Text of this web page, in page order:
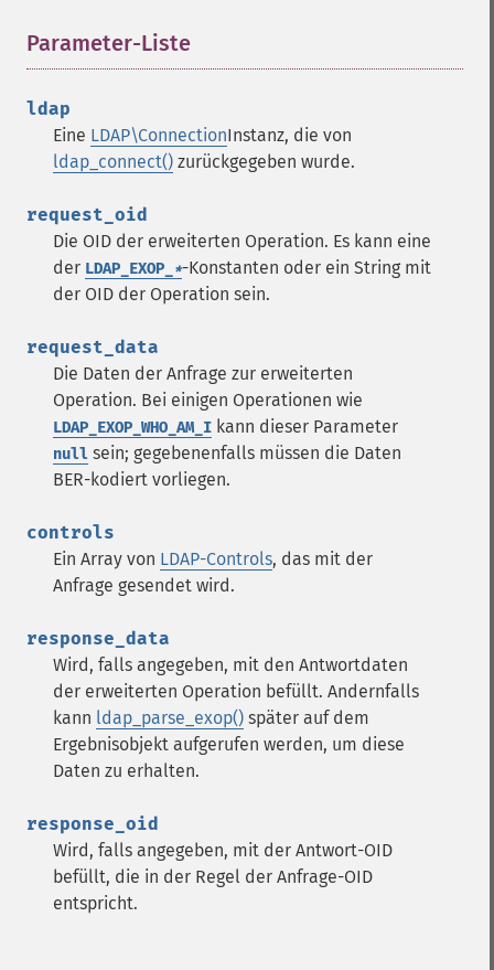
Parameter-Liste
ldap
Eine LDAP\ConnectionInstanz, die von
ldap_connect() zurückgegeben wurde.
request_oid
Die OID der erweiterten Operation. Es kann eine
der LDAP_EXOP_ *-Konstanten oder ein String mit
der OID der Operation sein.
request_data
Die Daten der Anfrage zur erweiterten
Operation. Bei einigen Operationen wie
LDAP_EXOP_WHO_AM_I kann dieser Parameter
null sein; gegebenenfalls müssen die Daten
BER-kodiert vorliegen.
controls
Ein Array von LDAP-Controls, das mit der
Anfrage gesendet wird.
response_data
Wird, falls angegeben, mit den Antwortdaten
der erweiterten Operation befüllt. Andernfalls
kann ldap_parse_exop() später auf dem
Ergebnisobjekt aufgerufen werden, um diese
Daten zu erhalten.
response_oid
Wird, falls angegeben, mit der Antwort-OID
befüllt, die in der Regel der Anfrage-OID
entspricht.